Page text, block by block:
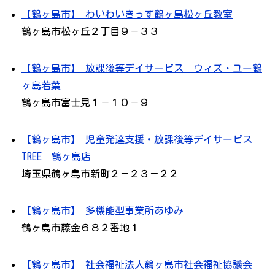
【鶴ヶ島市】 わいわいきっず鶴ヶ島松ヶ丘教室
鶴ヶ島市松ヶ丘２丁目９－３３
【鶴ヶ島市】 放課後等デイサービス ウィズ・ユー鶴
ヶ島若葉
鶴ヶ島市富士見１－１０－９
【鶴ヶ島市】 児童発達支援・放課後等デイサービス
TREE 鶴ヶ島店
埼玉県鶴ヶ島市新町２－２３－２２
【鶴ヶ島市】 多機能型事業所あゆみ
鶴ヶ島市藤金６８２番地１
【鶴ヶ島市】 社会福祉法人鶴ヶ島市社会福祉協議会